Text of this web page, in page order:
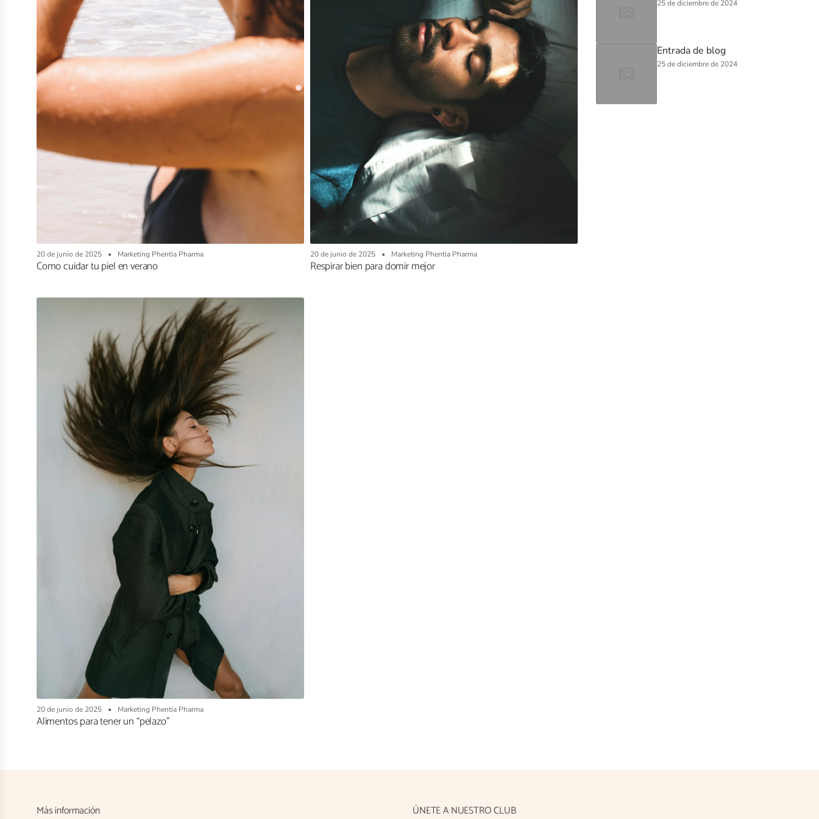
20 de junio de 2025 Marketing Phentia Pharma
Como cuidar tu piel en verano
20 de junio de 2025 Marketing Phentia Pharma
Respirar bien para domir mejor
20 de junio de 2025 Marketing Phentia Pharma
Alimentos para tener un “pelazo”
25 de diciembre de 2024
Entrada de blog
25 de diciembre de 2024
Más información ÚNETE A NUESTRO CLUB